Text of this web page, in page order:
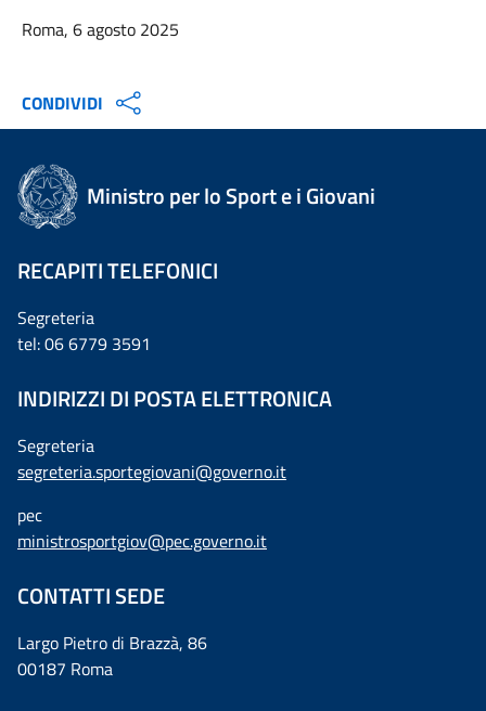
Roma, 6 agosto 2025
CONDIVIDI
Ministro per lo Sport e i Giovani
RECAPITI TELEFONICI
Segreteria
tel: 06 6779 3591
INDIRIZZI DI POSTA ELETTRONICA
Segreteria
segreteria.sportegiovani@governo.it
pec
ministrosportgiov@pec.governo.it
CONTATTI SEDE
Largo Pietro di Brazzà, 86
00187 Roma